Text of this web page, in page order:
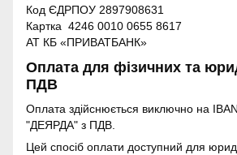
Код ЄДРПОУ 2897908631
Картка 4246 0010 0655 8617
АТ КБ «ПРИВАТБАНК»
Оплата для фізичних та
ПДВ
Оплата здійснюється виключно на
"ДЕЯРДА" з ПДВ.
Цей спосіб оплати доступний для